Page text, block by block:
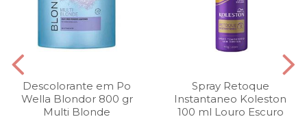
Descolorante em Po
Wella Blondor 800 gr
Multi Blonde
Spray Retoque
Instantaneo Koleston
100 ml Louro Escuro